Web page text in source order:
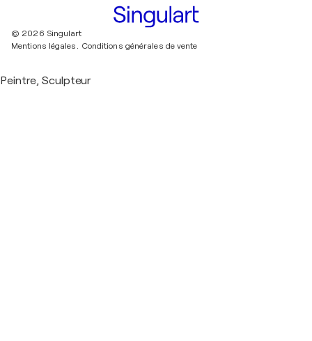
© 2026 Singulart
Mentions légales. Conditions générales de vente
Peintre, Sculpteur